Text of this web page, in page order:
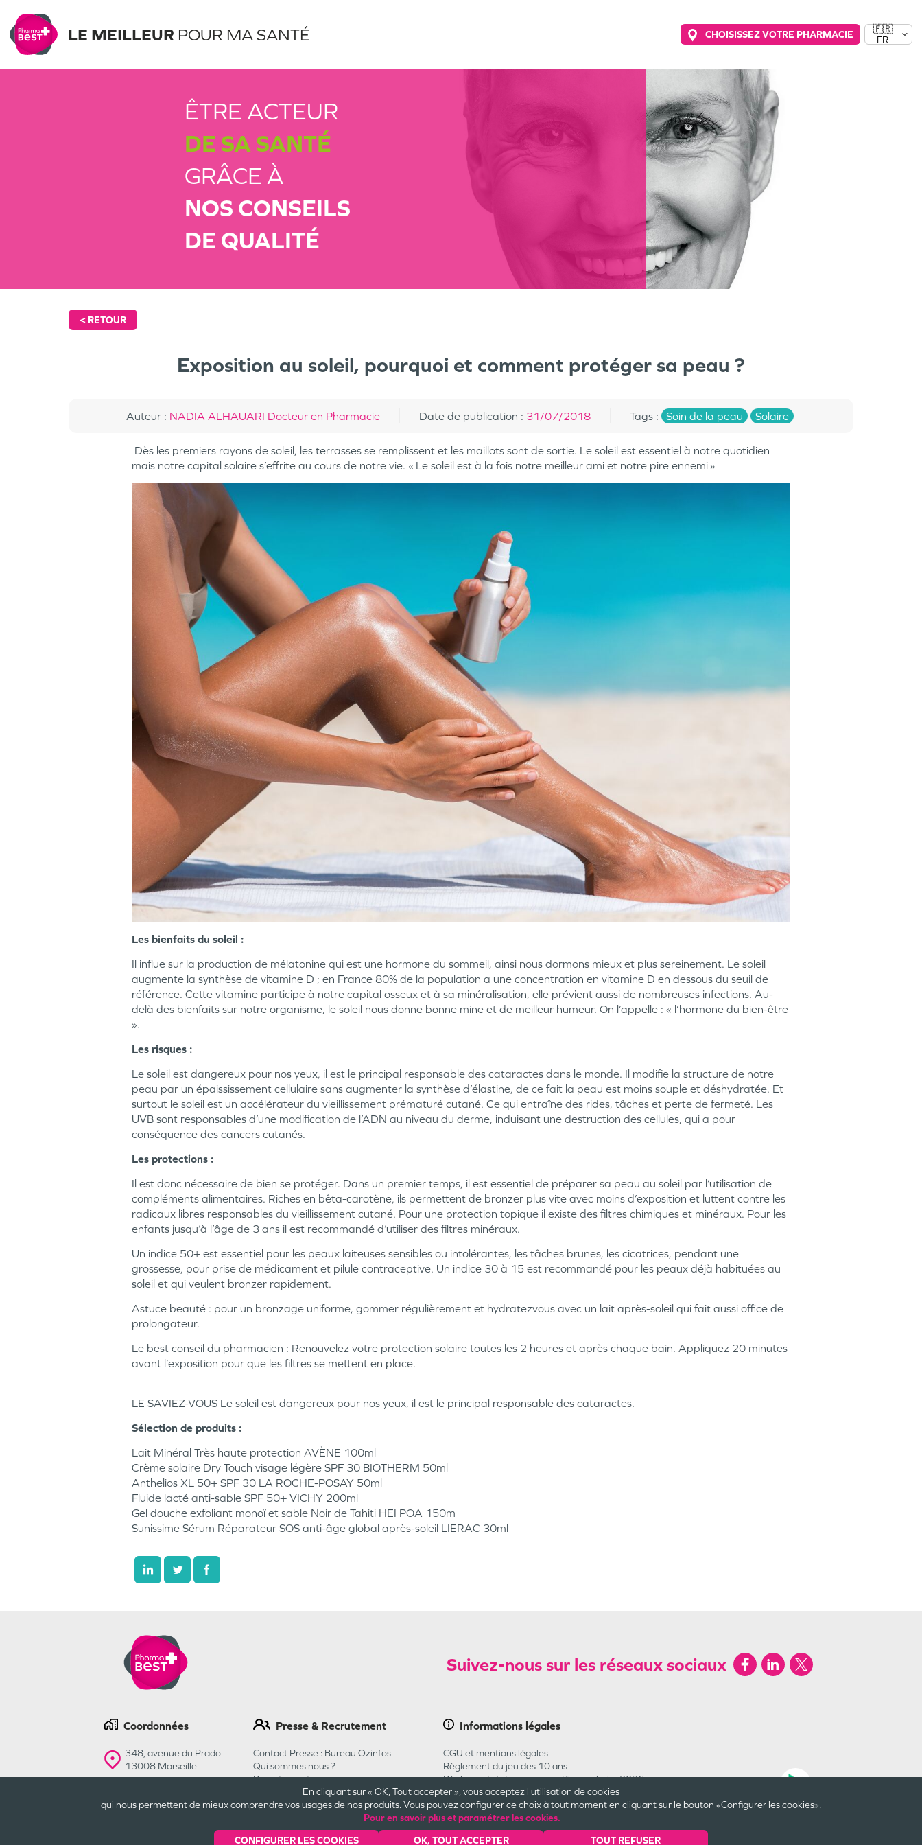
LE MEILLEUR POUR MA SANTÉ CHOISISSEZ VOTRE PHARMACIE
🇫🇷
FR
ÊTRE ACTEUR
DE SA SANTÉ
GRÂCE À
NOS CONSEILS
DE QUALITÉ
< RETOUR
Exposition au soleil, pourquoi et comment protéger sa peau ?
Auteur: NADIA ALHAUARI Docteur en Pharmacie Date de publication : 31/07/2018 Tags: Soin de la peau Solaire
Dès les premiers rayons de soleil, les terrasses se remplissent et les maillots sont de sortie. Le soleil est essentiel à notre quotidien
mais notre capital solaire s’effrite au cours de notre vie. « Le soleil est à la fois notre meilleur ami et notre pire ennemi »
Les bienfaits du soleil :
Il influe sur la production de mélatonine qui est une hormone du sommeil, ainsi nous dormons mieux et plus sereinement. Le soleil
augmente la synthèse de vitamine D ; en France 80% de la population a une concentration en vitamine D en dessous du seuil de
référence. Cette vitamine participe à notre capital osseux et à sa minéralisation, elle prévient aussi de nombreuses infections. Au-
delà des bienfaits sur notre organisme, le soleil nous donne bonne mine et de meilleur humeur. On l’appelle : « l’hormone du bien-être
».
Les risques :
Le soleil est dangereux pour nos yeux, il est le principal responsable des cataractes dans le monde. Il modifie la structure de notre
peau par un épaississement cellulaire sans augmenter la synthèse d’élastine, de ce fait la peau est moins souple et déshydratée. Et
surtout le soleil est un accélérateur du vieillissement prématuré cutané. Ce qui entraîne des rides, tâches et perte de fermeté. Les
UVB sont responsables d’une modification de l’ADN au niveau du derme, induisant une destruction des cellules, qui a pour
conséquence des cancers cutanés.
Les protections :
Il est donc nécessaire de bien se protéger. Dans un premier temps, il est essentiel de préparer sa peau au soleil par l’utilisation de
compléments alimentaires. Riches en bêta-carotène, ils permettent de bronzer plus vite avec moins d’exposition et luttent contre les
radicaux libres responsables du vieillissement cutané. Pour une protection topique il existe des filtres chimiques et minéraux. Pour les
enfants jusqu’à l’âge de 3 ans il est recommandé d’utiliser des filtres minéraux.
Un indice 50+ est essentiel pour les peaux laiteuses sensibles ou intolérantes, les tâches brunes, les cicatrices, pendant une
grossesse, pour prise de médicament et pilule contraceptive. Un indice 30 à 15 est recommandé pour les peaux déjà habituées au
soleil et qui veulent bronzer rapidement.
Astuce beauté : pour un bronzage uniforme, gommer régulièrement et hydratezvous avec un lait après-soleil qui fait aussi office de
prolongateur.
Le best conseil du pharmacien : Renouvelez votre protection solaire toutes les 2 heures et après chaque bain. Appliquez 20 minutes
avant l’exposition pour que les filtres se mettent en place.
LE SAVIEZ-VOUS Le soleil est dangereux pour nos yeux, il est le principal responsable des cataractes.
Sélection de produits :
Lait Minéral Très haute protection AVÈNE 100ml
Crème solaire Dry Touch visage légère SPF 30 BIOTHERM 50ml
Anthelios XL 50+ SPF 30 LA ROCHE-POSAY 50ml
Fluide lacté anti-sable SPF 50+ VICHY 200ml
Gel douche exfoliant monoï et sable Noir de Tahiti HEI POA 150m
Sunissime Sérum Réparateur SOS anti-âge global après-soleil LIERAC 30ml
En cliquant sur « OK, Tout accepter », vous acceptez l'utilisation de cookies
qui nous permettent de mieux comprendre vos usages de nos produits. Vous pouvez configurer ce choix à tout moment en cliquant sur le bouton «Configurer les cookies».
Pour en savoir plus et paramétrer les cookies.
CONFIGURER LES COOKIES OK, TOUT ACCEPTER TOUT REFUSER
Suivez-nous sur les réseaux sociaux
Coordonnées
348, avenue du Prado
13008 Marseille
Presse & Recrutement
Contact Presse : Bureau Ozinfos
Qui sommes nous ?
Recrutement
Informations légales
CGU et mentions légales
Règlement du jeu des 10 ans
Règlement du jeu concours Pharmababy 2026
CGU Carte Cadeau
Plan du site
Cookies et confidentialité
Engagements